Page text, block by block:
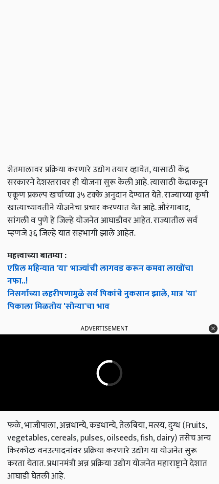
शेतमालावर प्रक्रिया करणारे उद्योग तयार व्हावेत, यासाठी केंद्र
सरकारने देशस्तरावर ही योजना सुरू केली आहे. त्यासाठी केंद्राकडून
एकूण प्रकल्प खर्चाच्या ३५ टक्के अनुदान देण्यात येते. राज्याच्या कृषी
खात्याच्यावतीने योजनेचा प्रचार करण्यात येत आहे. औरंगाबाद,
सांगली व पुणे हे जिल्हे योजनेत आघाडीवर आहेत. राज्यातील सर्व
म्हणजे ३६ जिल्हे यात सहभागी झाले आहेत.
महत्त्वाच्या बातम्या :
एप्रिल महिन्यात 'या' भाज्यांची लागवड करून कमवा लाखोंचा
नफा..!
निसर्गाच्या लहरीपणामुळे सर्व पिकांचे नुकसान झाले, मात्र 'या'
पिकाला मिळतोय 'सोन्या'चा भाव
ADVERTISEMENT
फळे, भाजीपाला, अन्नधान्ये, कडधान्ये, तेलबिया, मत्स्य, दुग्ध (Fruits,
vegetables, cereals, pulses, oilseeds, fish, dairy) तसेच अन्य
किरकोळ वनउत्पादनांवर प्रक्रिया करणारे उद्योग या योजनेत सुरू
करता येतात. प्रधानमंत्री अन्न प्रक्रिया उद्योग योजनेत महाराष्ट्राने देशात
आघाडी घेतली आहे.